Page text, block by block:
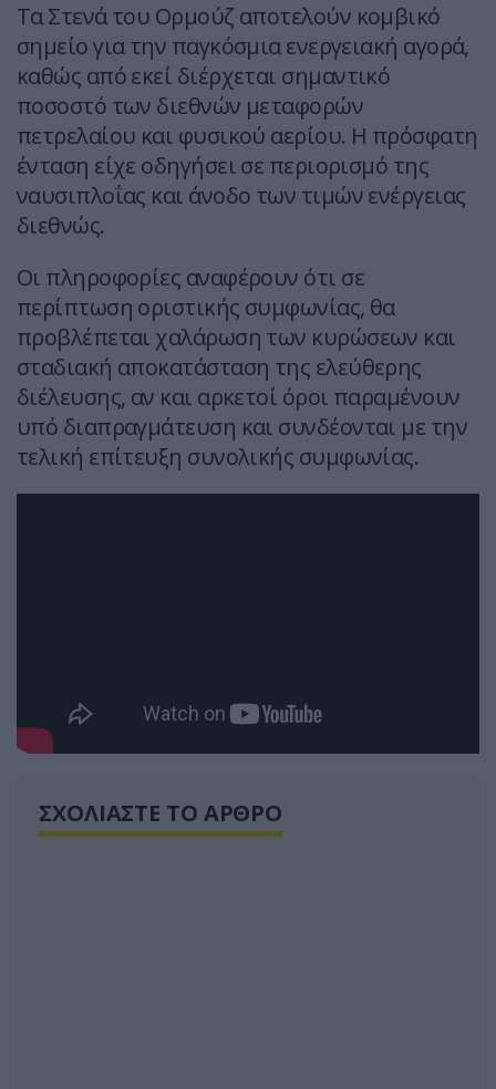
Τα Στενά του Ορμούζ αποτελούν κομβικό
σημείο για την παγκόσμια ενεργειακή αγορά,
καθώς από εκεί διέρχεται σημαντικό
ποσοστό των διεθνών μεταφορών
πετρελαίου και φυσικού αερίου. Η πρόσφατη
ένταση είχε οδηγήσει σε περιορισμό της
ναυσιπλοΐας και άνοδο των τιμών ενέργειας
διεθνώς.
Οι πληροφορίες αναφέρουν ότι σε
περίπτωση οριστικής συμφωνίας, θα
προβλέπεται χαλάρωση των κυρώσεων και
σταδιακή αποκατάσταση της ελεύθερης
διέλευσης, αν και αρκετοί όροι παραμένουν
υπό διαπραγμάτευση και συνδέονται με την
τελική επίτευξη συνολικής συμφωνίας.
ΣΧΟΛΙΑΣΤΕ ΤΟ ΑΡΘΡΟ